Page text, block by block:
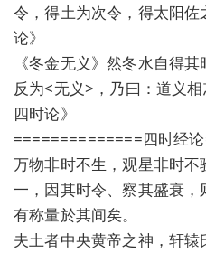
令，得土为次令，得太阳
论》
《冬金无义》然冬水自得
反为<无义>，乃曰：道义
四时论》
==============四时经
万物非时不生，观星非时
一，因其时令、察其盛衰
有称量於其间矣。
夫土者中央黄帝之神，轩